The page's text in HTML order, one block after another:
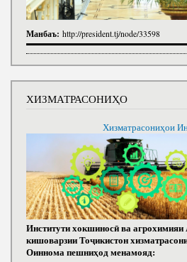
Манбаъ: http://president.tj/node/33598
ХИЗМАТРАСОНИҲО
Хизматрасониҳои
Институти хокшиносӣ ва
кишоварзии Тоҷикистон
Оиннома пешниҳод менамояд: